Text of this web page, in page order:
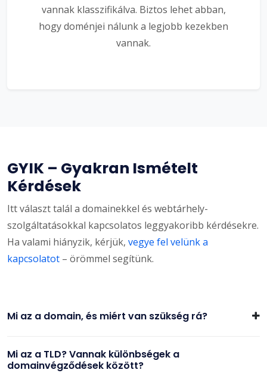
vannak klasszifikálva. Biztos lehet abban,
hogy doménjei nálunk a legjobb kezekben
vannak.
GYIK – Gyakran Ismételt
Kérdések
Itt választ talál a domainekkel és webtárhely-
szolgáltatásokkal kapcsolatos leggyakoribb kérdésekre.
Ha valami hiányzik, kérjük, vegye fel velünk a
kapcsolatot – örömmel segítünk.
Mi az a domain, és miért van szükség rá?
Mi az a TLD? Vannak különbségek a
domainvégződések között?